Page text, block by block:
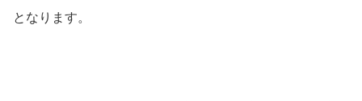
となります。